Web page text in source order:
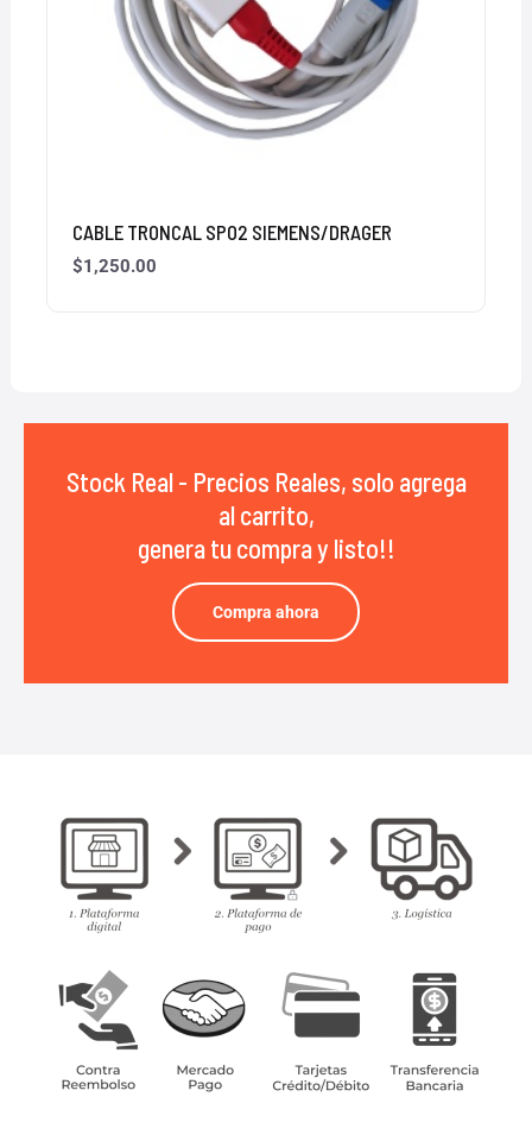
CABLE TRONCAL SPO2 SIEMENS/DRAGER
$1,250.00
Stock Real - Precios Reales, solo agrega
al carrito,
genera tu compra y listo!!
Compra ahora